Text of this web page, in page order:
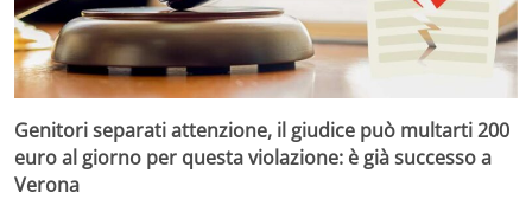
Genitori separati attenzione, il giudice può multarti 200
euro al giorno per questa violazione: è già successo a
Verona